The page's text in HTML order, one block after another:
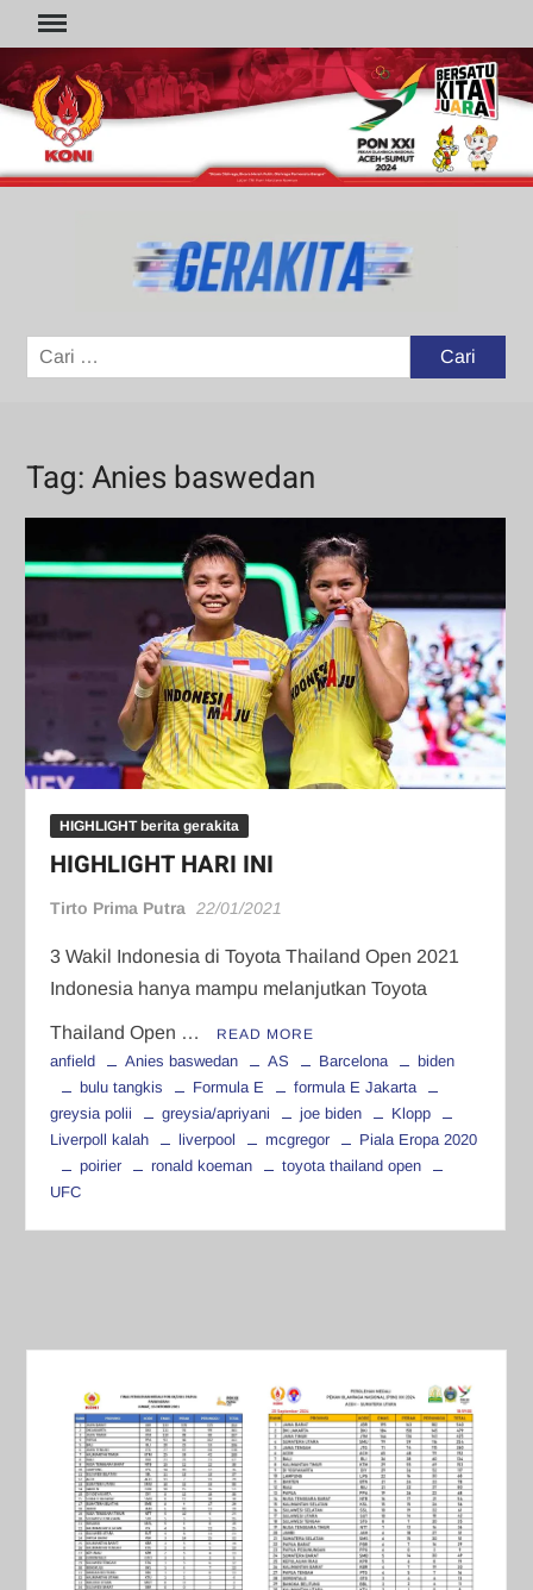
to
content
Olahraga
Cari
untuk:
Tag:Anies baswedan
HIGHLIGHT berita gerakita
HIGHLIGHT HARI INI
Tirto Prima Putra 22/01/2021
3 Wakil Indonesia di Toyota Thailand Open 2021
Indonesia hanya mampu melanjutkan Toyota
Thailand Open … READ MORE
anfield Anies baswedan AS Barcelona
biden
bulu tangkis
Formula E
formula E Jakarta
greysia polii
greysia/apriyani joe biden
Klopp
Liverpoll kalah
liverpool mcgregor
Piala Eropa 2020
poirier
ronald koeman
toyota thailand open
UFC